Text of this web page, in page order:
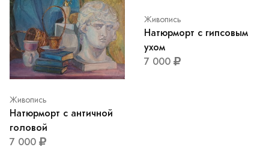
Живопись
Натюрморт с античной
головой
7 000